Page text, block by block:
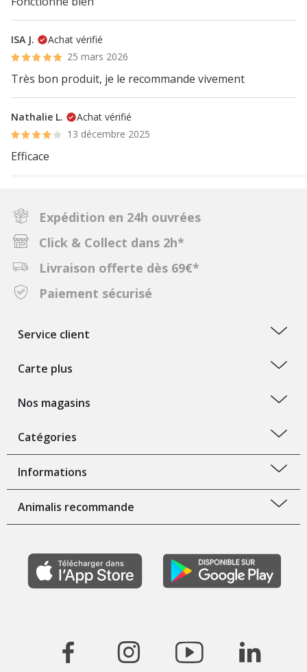
ISA J.
Achat vérifié
25 mars 2026
Très bon produit, je le recommande vivement
Nathalie L.
Achat vérifié
13 décembre 2025
Efficace
Expédition en 24h ouvrées
Click & Collect dans 2h*
Livraison offerte dès 69€*
Paiement sécurisé
Service client
Carte plus
Nos magasins
Catégories
Informations
Animalis recommande